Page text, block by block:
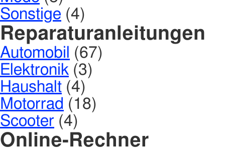
Sonstige (4)
Reparaturanleitungen
Automobil
(67)
Elektronik (3)
Haushalt (4)
Motorrad (18)
Scooter (4)
Online-Rechner